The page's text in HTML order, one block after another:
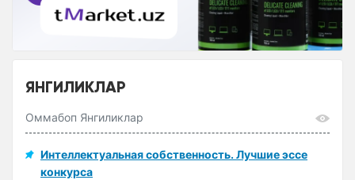
ЯНГИЛИКЛАР
Оммабоп Янгиликлар
Интеллектуальная собственность. Лучшие эссе
конкурса